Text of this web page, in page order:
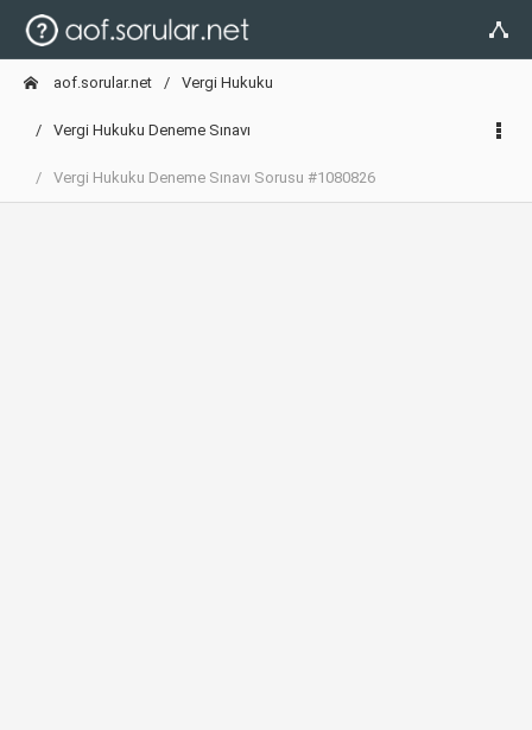
aof.sorular.net Vergi Hukuku
Vergi Hukuku Deneme Sınavı
Vergi Hukuku Deneme Sınavı Sorusu #1080826